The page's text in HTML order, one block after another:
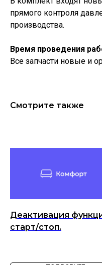
прямого контроля
производства.
Время проведения
Все запчасти новые и
Смотрите также
Деактивация
старт/стоп.